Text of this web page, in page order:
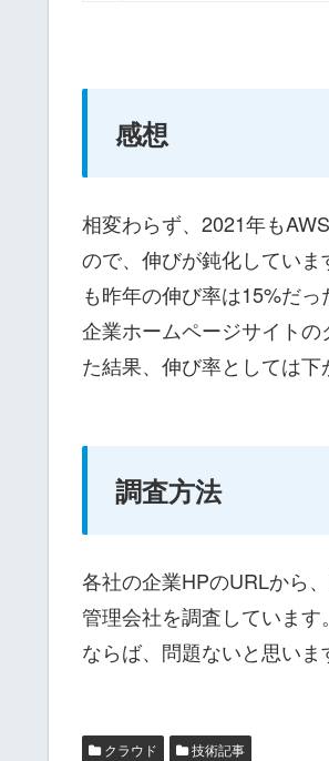
感想
相変わらず、2021年も
ので、伸びが鈍化してい
も昨年の伸び率は15%だっ
企業ホームページサイト
た結果、伸び率としては下
調査方法
各社の企業HPのURLから
管理会社を調査していま
ならば、問題ないと思いま
クラウド 技術記事